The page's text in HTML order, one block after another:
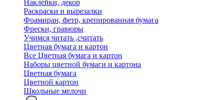
Наклейки, декор
Раскраски и вырезалки
Фоамиран, фетр, крепированная бумага
Фрески, гравюры
Учимся читать ,считать
Цветная бумага и картон
Все Цветная бумага и картон
Наборы цветной бумаги и картона
Цветная бумага
Цветной картон
Школьные мелочи